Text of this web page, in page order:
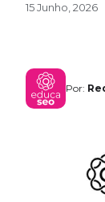
15 Junho, 2026
Por: